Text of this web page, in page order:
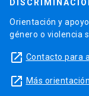
Orientación y
género o violencia
launch Contacto para
launch Más orientación